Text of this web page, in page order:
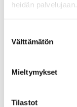
heidän palvelujaan.
valinta
Välttämätön
Mieltymykset
Tilastot